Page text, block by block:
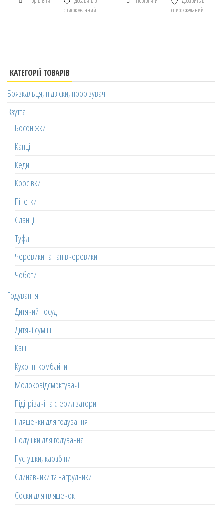
список желаний
список желаний
КАТЕГОРІЇ ТОВАРІВ
Брязкальця, підвіски, прорізувачі
Взуття
Босоніжки
Капці
Кеди
Кросівки
Пінетки
Сланці
Туфлі
Черевики та напівчеревики
Чоботи
Годування
Дитячий посуд
Дитячі суміші
Каші
Кухонні комбайни
Молоковідсмоктувачі
Підігрівачі та стерилізатори
Пляшечки для годування
Подушки для годування
Пустушки, карабіни
Слинявчики та нагрудники
Соски для пляшечок